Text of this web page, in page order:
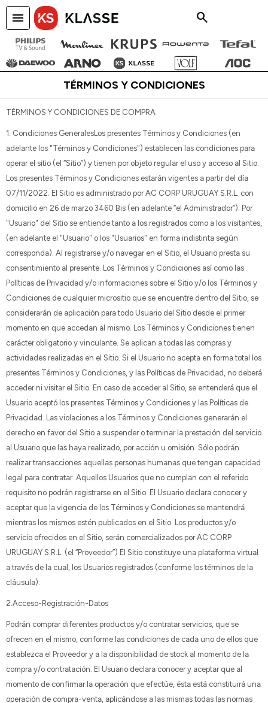
menu
TÉRMINOS Y CONDICIONES
TÉRMINOS Y CONDICIONES DE COMPRA
1. Condiciones GeneralesLos presentes Términos y Condiciones (en
adelante los "Términos y Condiciones") establecen las condiciones para
operar el sitio (el “Sitio”) y tienen por objeto regular el uso y acceso al Sitio.
Los presentes Términos y Condiciones estarán vigentes a partir del día
07/11/2022. El Sitio es administrado por AC CORP URUGUAY S.R.L. con
domicilio en 26 de marzo 3460 Bis (en adelante “el Administrador”). Por
"Usuario" del Sitio se entiende tanto a los registrados como a los visitantes,
(en adelante el "Usuario" o los "Usuarios" en forma indistinta según
corresponda). Al registrarse y/o navegar en el Sitio, el Usuario presta su
consentimiento al presente. Los Términos y Condiciones así como las
Políticas de Privacidad y/o informaciones sobre el Sitio y/o los Términos y
Condiciones de cualquier micrositio que se encuentre dentro del Sitio, se
considerarán de aplicación para todo Usuario del Sitio desde el primer
momento en que accedan al mismo. Los Términos y Condiciones tienen
carácter obligatorio y vinculante. Se aplican a todas las compras y
actividades realizadas en el Sitio. Si el Usuario no acepta en forma total los
presentes Términos y Condiciones, y las Políticas de Privacidad, no deberá
acceder ni visitar el Sitio. En caso de acceder al Sitio, se entenderá que el
Usuario aceptó los presentes Términos y Condiciones y las Políticas de
Privacidad. Las violaciones a los Términos y Condiciones generarán el
derecho en favor del Sitio a suspender o terminar la prestación del servicio
al Usuario que las haya realizado, por acción u omisión. Sólo podrán
realizar transacciones aquellas personas humanas que tengan capacidad
legal para contratar. Aquellos Usuarios que no cumplan con el referido
requisito no podrán registrarse en el Sitio. El Usuario declara conocer y
aceptar que la vigencia de los Términos y Condiciones se mantendrá
mientras los mismos estén publicados en el Sitio. Los productos y/o
servicio ofrecidos en el Sitio, serán comercializados por AC CORP
URUGUAY S.R.L. (el “Proveedor”) El Sitio constituye una plataforma virtual
a través de la cual, los Usuarios registrados (conforme los términos de la
cláusula).
2.Acceso-Registración-Datos
Podrán comprar diferentes productos y/o contratar servicios, que se
ofrecen en el mismo, conforme las condiciones de cada uno de ellos que
establezca el Proveedor y a la disponibilidad de stock al momento de la
compra y/o contratación. El Usuario declara conocer y aceptar que al
momento de confirmar la operación que efectúe, ésta está constituirá una
operación de compra-venta, aplicándose a las mismas todas las normas
close